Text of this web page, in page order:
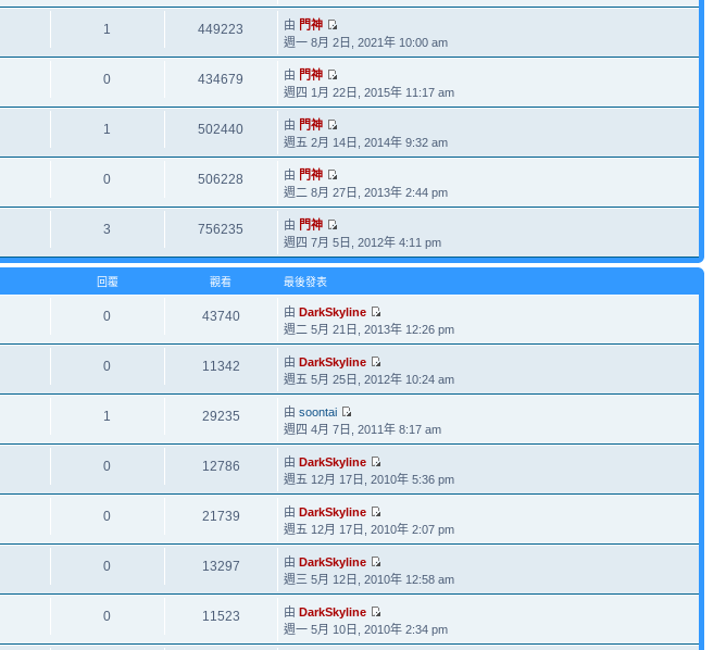
1 449223 由 門神
週一 8月 2日, 2021年 10:00 am
0 434679 由 門神
週四 1月 22日, 2015年 11:17 am
1 502440 由 門神
週五 2月 14日, 2014年 9:32 am
0 506228 由 門神
週二 8月 27日, 2013年 2:44 pm
3 756235 由 門神
週四 7月 5日, 2012年 4:11 pm
回覆 觀看 最後發表
0 43740 由DarkSkyline
週二 5月 21日, 2013年 12:26 pm
0 11342 由DarkSkyline
週五 5月 25日, 2012年 10:24 am
1 29235 由soontai
週四 4月 7日, 2011年 8:17 am
0 12786 由DarkSkyline
週五 12月 17日, 2010年 5:36 pm
0 21739 由DarkSkyline
週五 12月 17日, 2010年 2:07 pm
0 13297 由DarkSkyline
週三 5月 12日, 2010年 12:58 am
0 11523 由DarkSkyline
週一 5月 10日, 2010年 2:34 pm